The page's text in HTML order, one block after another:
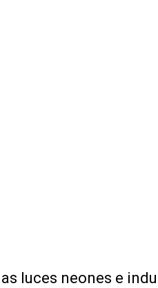
luces neones e